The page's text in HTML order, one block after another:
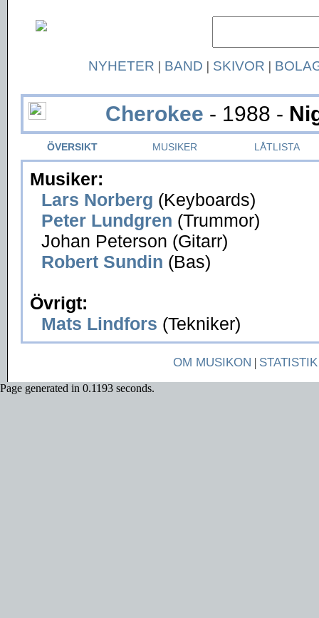
NYHETER | BAND | SKIVOR |
Cherokee - 1988 -
ÖVERSIKT MUSIKER LÅTLISTA
Musiker:
Lars Norberg (Keyboards)
Peter Lundgren (Trummor)
Johan Peterson (Gitarr)
Robert Sundin (Bas)
Övrigt:
Mats Lindfors (Tekniker)
OM MUSIKON | STATISTIK
Page generated in 0.1193 seconds.